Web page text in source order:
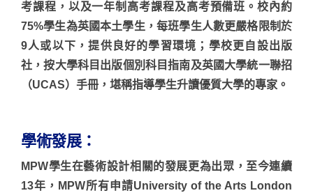
考課程，以及一年制高考課程及高考預備班。校內約
75%學生為英國本土學生，每班學生人數更嚴格限制於
9人或以下，提供良好的學習環境；學校更自設出版
社，按大學科目出版個別科目指南及英國大學統一聯招
（UCAS）手冊，堪稱指導學生升讀優質大學的專家。
學術發展：
MPW學生在藝術設計相關的發展更為出眾，至今連續
13年，MPW所有申請University of the Arts London